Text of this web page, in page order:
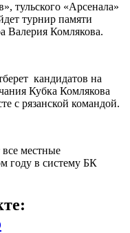
тульского «Арсенала»
турнир памяти
Валерия Комлякова.
кандидатов на
Кубка Комлякова
с рязанской командой.
местные
году в систему БК